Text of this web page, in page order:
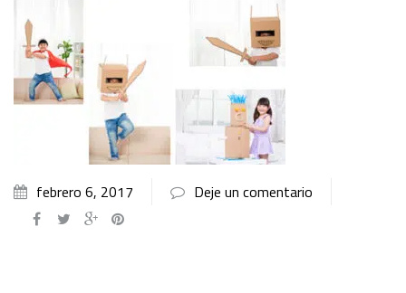
febrero 6, 2017 Deje un comentario